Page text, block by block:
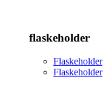
flaskeholder
Flaskeholder
Flaskeholder